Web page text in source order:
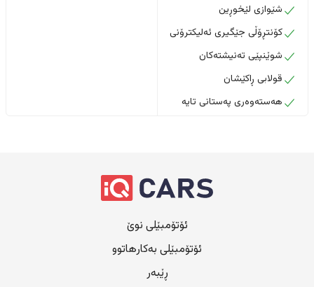
شێوازی لێخوڕین
کۆنتڕۆڵی جێگیری ئەلیکترۆنی
شوێنپێی تەنیشتەکان
قولابی ڕاکێشان
هەستەوەری پەستانی تایە
ئۆتۆمبێلی نوێ
ئۆتۆمبێلی بەکارهاتوو
ڕێبەر